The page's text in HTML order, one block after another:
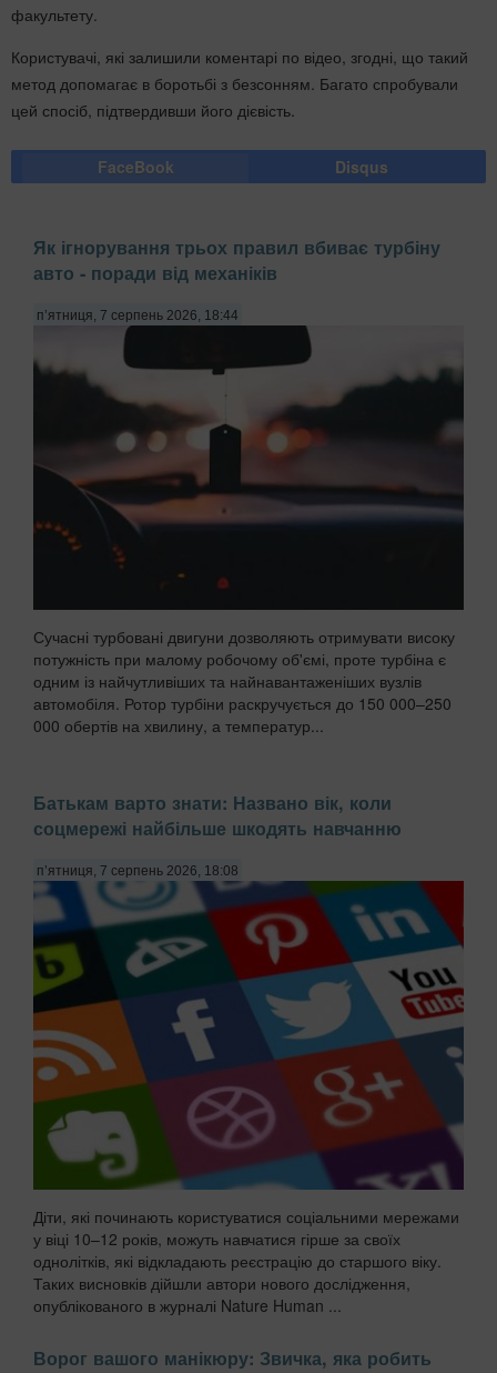
факультету.
Користувачі, які залишили коментарі по відео, згодні, що такий
метод допомагає в боротьбі з безсонням. Багато спробували
цей спосіб, підтвердивши його дієвість.
FaceBook Disqus
Як ігнорування трьох правил вбиває турбіну
авто - поради від механіків
п’ятниця, 7 серпень 2026, 18:44
Сучасні турбовані двигуни дозволяють отримувати високу
потужність при малому робочому об'ємі, проте турбіна є
одним із найчутливіших та найнавантаженіших вузлів
автомобіля. Ротор турбіни раскручується до 150 000–250
000 обертів на хвилину, а температур...
Батькам варто знати: Названо вік, коли
соцмережі найбільше шкодять навчанню
п’ятниця, 7 серпень 2026, 18:08
Діти, які починають користуватися соціальними мережами
у віці 10–12 років, можуть навчатися гірше за своїх
однолітків, які відкладають реєстрацію до старшого віку.
Таких висновків дійшли автори нового дослідження,
опублікованого в журналі Nature Human ...
Ворог вашого манікюру: Звичка, яка робить